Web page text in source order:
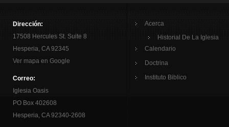
Dirección:
17508 Hercules St. Suite 8
Hesperia, CA 92345
Ver mapa en Google
Correo:
Iglesia Oasis
PO Box 402608
Hesperia, CA 92340-2608
Acerca
Historial De La Iglesia
Calendario
Doctrina
Instituto Biblico